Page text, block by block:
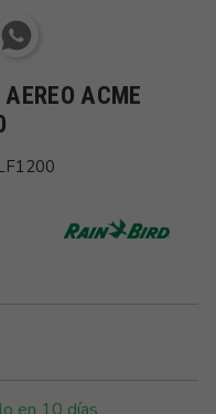
ACME